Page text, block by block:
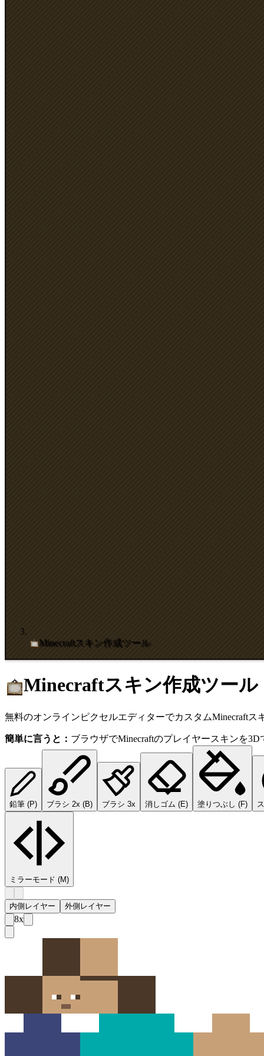
Minecraftスキン作成ツール
Minecraftスキン作成ツール
無料のオンラインピクセルエディターでカスタムMinecraft
簡単に言うと： ブラウザでMinecraftのプレイヤースキンを
鉛筆 (P) ブラシ 2x (B) ブラシ 3x 消しゴム (E) 塗りつぶし (F)
ミラーモード (M)
内側レイヤー 外側レイヤー
8x